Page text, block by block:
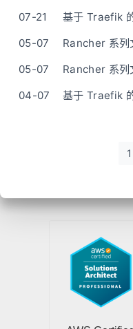
07-21
基于 Traefik
05-07
05-07
Rancher 系列
04-07
基于 Traefik
1